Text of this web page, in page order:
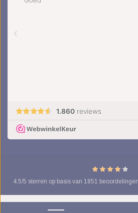
4.5/5 sterren op basis van 1851
© Copyright 2026 kinderplanborden.nl -